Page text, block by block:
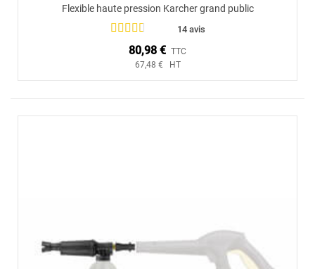
Flexible haute pression Karcher grand public
14 avis
80,98 € TTC
67,48 € HT